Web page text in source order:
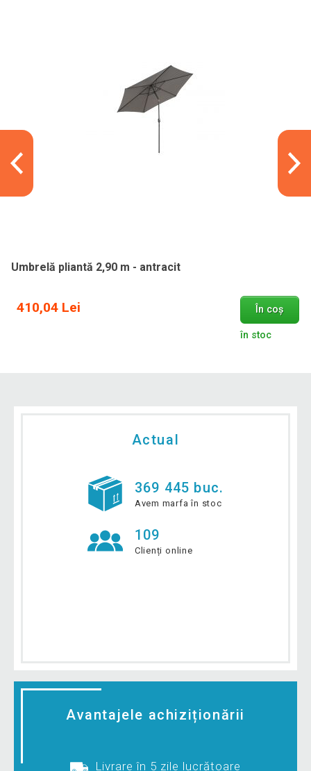
Umbrelă pliantă 2,90 m - antracit
410,04 Lei În coș
în stoc
Actual
369 445 buc.
Avem marfa în stoc
109
Clienți online
Avantajele achiziționării
Livrare în 5 zile lucrătoare